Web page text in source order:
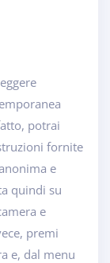
potrai
fornite
e
quindi su
e
premi
e, dal menu